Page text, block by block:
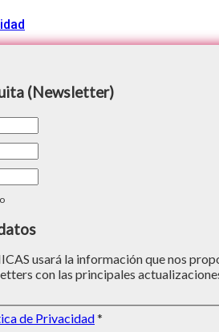
(Newsletter)
usará la información que nos
con las principales
de Privacidad*